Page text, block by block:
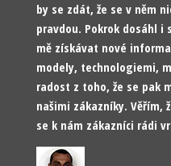
by se zdát, že se v něm
pravdou. Pokrok dosáhl i
mě získávat nové
modely, technologiemi,
radost z toho, že se pak
našimi zákazníky. Věřím,
se k nám zákazníci rádi